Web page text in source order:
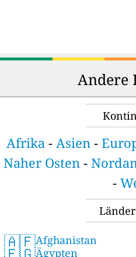
Andere
Afrika - Asien -
Naher Osten-
-
Länder
🇦🇫Afghanistan
Ägypten